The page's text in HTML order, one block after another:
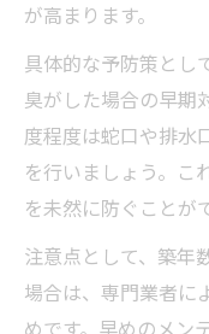
が高まります。
具体的な予防策とし
臭がした場合の早期
度程度は蛇口や排水
を行いましょう。こ
を未然に防ぐことが
注意点として、築年
場合は、専門業者に
めです。早めのメン